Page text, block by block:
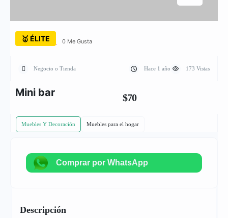
🥇 ÉLITE 0 Me Gusta
Negocio o Tienda Hace 1 año 173 Vistas
Mini bar $70
Muebles Y Decoración Muebles para el hogar
Comprar por WhatsApp
Descripción